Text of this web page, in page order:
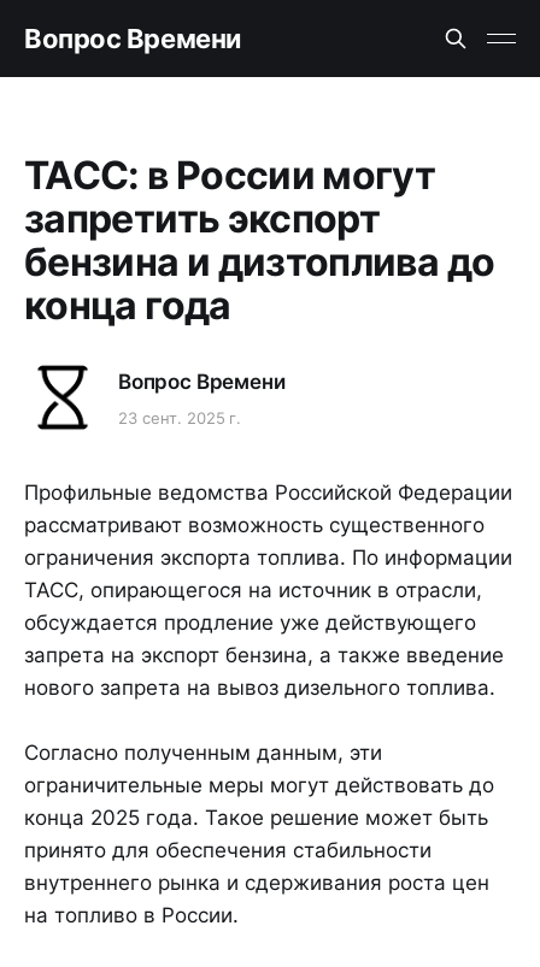
Вопрос Времени
ТАСС: в России могут
запретить экспорт
бензина и дизтоплива до
конца года
Вопрос Времени
23 сент. 2025 г.
Профильные ведомства Российской Федерации
рассматривают возможность существенного
ограничения экспорта топлива. По информации
ТАСС, опирающегося на источник в отрасли,
обсуждается продление уже действующего
запрета на экспорт бензина, а также введение
нового запрета на вывоз дизельного топлива.
Согласно полученным данным, эти
ограничительные меры могут действовать до
конца 2025 года. Такое решение может быть
принято для обеспечения стабильности
внутреннего рынка и сдерживания роста цен
на топливо в России.